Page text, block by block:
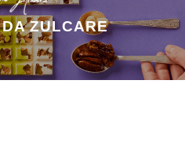
ZULCARE